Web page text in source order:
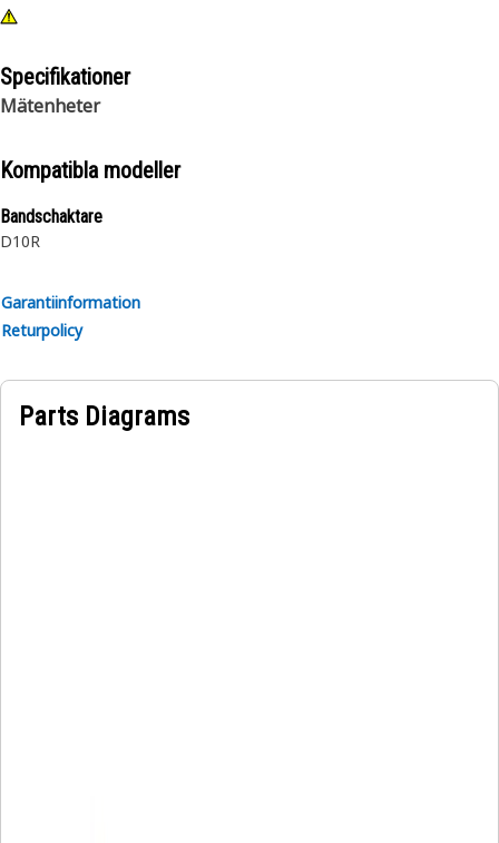
Specifikationer
Mätenheter
Kompatibla modeller
Bandschaktare
D10R
Garantiinformation
Returpolicy
Parts Diagrams